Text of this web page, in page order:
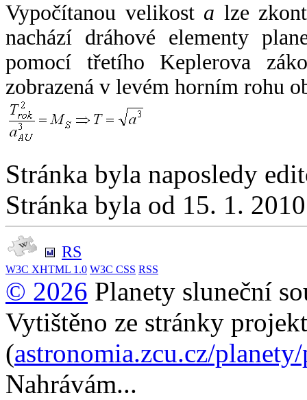
Vypočítanou velikost a lze
nachází dráhové elementy
pomocí třetího Keplerova
zobrazená v levém horním rohu
Stránka byla naposledy
Stránka byla od 15. 1.
RS
W3C XHTML 1.0 W3C CSS RSS
© 2026 Planety sluneční
Vytištěno ze stránky
(astronomia.zcu.cz/
Nahrávám...